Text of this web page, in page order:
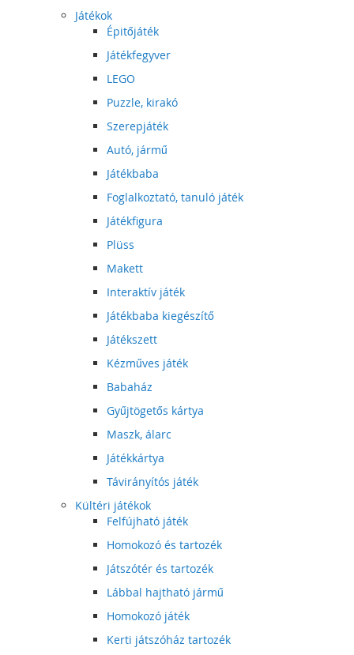
Játékok
Épitőjáték
Játékfegyver
LEGO
Puzzle, kirakó
Szerepjáték
Autó, jármű
Játékbaba
Foglalkoztató, tanuló játék
Játékfigura
Plüss
Makett
Interaktív játék
Játékbaba kiegészítő
Játékszett
Kézműves játék
Babaház
Gyűjtögetős kártya
Maszk, álarc
Játékkártya
Távirányítós játék
Kültéri játékok
Felfújható játék
Homokozó és tartozék
Játszótér és tartozék
Lábbal hajtható jármű
Homokozó játék
Kerti játszóház tartozék